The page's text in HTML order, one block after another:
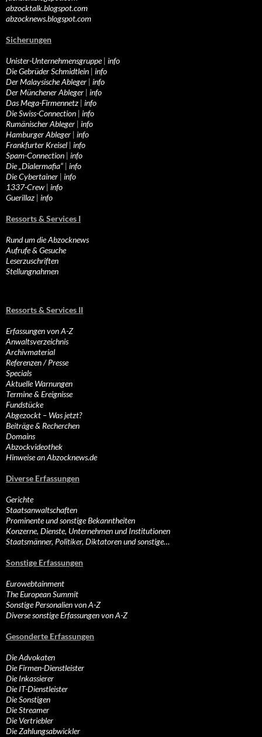
abzocktalk.blogspot.com
abzocknews.blogspot.com
Sicherungen
Unister-Unternehmensgruppe| info
Die Gebrüder Schmidtlein | info
Der Malaysische Ableger | info
Der Münchener Ableger | info
Das Mega-Firmennetz | info
Die Swiss-Connection | info
Rumänischer Ableger | info
Hamburger Ableger | info
Frankfurter Kreisel | info
Spam-Connection | info
Die „Dialermafia“ | info
Die Cybertainer | info
1337-Crew | info
Guerillaz | info
Ressorts & Services I
Rund um die Abzocknews
Aufrufe & Gesuche
Leserzuschriften
Stellungnahmen
Ressorts & Services II
Erfassungen von A-Z
Anwaltsverzeichnis
Archivmaterial
Referenzen / Presse
Specials
Aktuelle Warnungen
Termine & Ereignisse
Fundstücke
Abgezockt – Was jetzt?
Beiträge & Recherchen
Domains
Abzockvideothek
Hinweise an Abzocknews.de
Diverse Erfassungen
Gerichte
Staatsanwaltschaften
Prominente und sonstige Bekanntheiten
Konzerne, Dienste, Unternehmen und Institutionen
Staatsmänner, Politiker, Diktatoren und sonstige…
Sonstige Erfassungen
Eurowebtainment
The European Summit
Sonstige Personalien von A-Z
Diverse sonstige Erfassungen von A-Z
Gesonderte Erfassungen
Die Advokaten
Die Firmen-Dienstleister
Die Inkassierer
Die IT-Dienstleister
Die Sonstigen
Die Streamer
Die Vertriebler
Die Zahlungsabwickler